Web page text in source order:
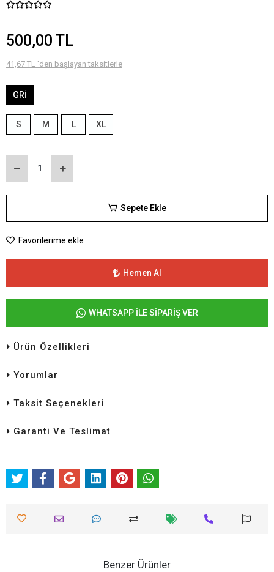
500,00 TL
41,67 TL 'den başlayan taksitlerle
GRİ
S M L XL
Sepete Ekle
Favorilerime ekle
Hemen Al
WHATSAPP İLE SİPARİŞ VER
Ürün Özellikleri
Yorumlar
Taksit Seçenekleri
Garanti Ve Teslimat
Benzer Ürünler